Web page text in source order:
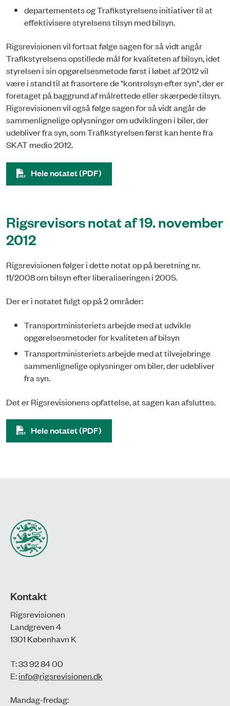
departementets og Trafikstyrelsens initiativer til at
effektivisere styrelsens tilsyn med bilsyn.
Rigsrevisionen vil fortsat følge sagen for så vidt angår
Trafikstyrelsens opstillede mål for kvaliteten af bilsyn, idet
styrelsen i sin opgørel­ses­me­to­de først i løbet af 2012 vil
være i stand til at frasortere de "kontrolsyn efter syn", der er
foretaget på baggrund af målrettede eller skærpede tilsyn.
Rigsrevisionen vil også følge sagen for så vidt angår de
sammenlignelige oplysninger om udviklingen i biler, der
udebliver fra syn, som Trafikstyrelsen først kan hente fra
SKAT medio 2012.
Hele notatet (PDF)
Rigsrevisors notat af 19. november
2012
Rigsrevisionen følger i dette notat op på beretning nr.
11/2008 om bilsyn efter liberaliseringen i 2005.
Der er i notatet fulgt op på 2 områder:
Transportministeriets arbejde med at udvikle
opgørelsesmetoder for kvaliteten af bilsyn
Transportministeriets arbejde med at tilvejebringe
sammenlignelige oplysninger om biler, der udebliver
fra syn.
Det er Rigsrevisionens opfattelse, at sagen kan afsluttes.
Hele notatet (PDF)
Kontakt
Rigsrevisionen
Landgreven 4
1301 København K
T: 33 92 84 00
E:info@rigsrevisionen.dk
Mandag-fredag: